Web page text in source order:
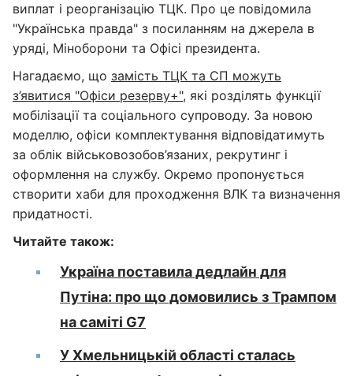
виплат і реорганізацію ТЦК. Про це повідомила
"Українська правда" з посиланням на джерела в
уряді, Міноборони та Офісі президента.
Нагадаємо, що замість ТЦК та СП можуть
з’явитися "Офіси резерву+", які розділять функції
мобілізації та соціального супроводу. За новою
моделлю, офіси комплектування відповідатимуть
за облік військовозобов’язаних, рекрутинг і
оформлення на службу. Окремо пропонується
створити хаби для проходження ВЛК та визначення
придатності.
Читайте також:
Україна поставила дедлайн для
Путіна: про що домовились з Трампом
на саміті G7
У Хмельницькій області сталась